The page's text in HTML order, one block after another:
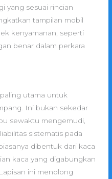
yang sesuai rincian
tampilan mobil
kenyamanan, seperti
benar dalam perkara
utama untuk
Ini bukan sekedar
sewaktu mengemudi,
sistematis pada
dibentuk dari kaca
kaca yang digabungkan
ini menolong